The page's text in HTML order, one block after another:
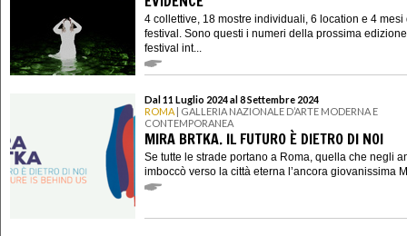
4 collettive, 18 mostre individuali, 6 location e 4 mesi
festival. Sono questi i numeri della prossima
festival int...
Dal 11 Luglio 2024 al 8 Settembre 2024
ROMA | GALLERIA NAZIONALE D’ARTE MODERNA E
CONTEMPORANEA
MIRA BRTKA. IL FUTURO È DIETRO DI NOI
Se tutte le strade portano a Roma, quella che negli
imboccò verso la città eterna l’ancora giovanissima